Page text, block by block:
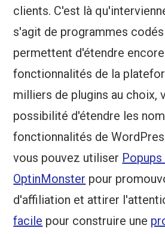
clients. C'est là
s'agit de programmes
permettent d'étendre
fonctionnalités de la
milliers de plugins au choix,
possibilité d'étendre les
fonctionnalités de
vous pouvez utiliser Popups
OptinMonster pour
d'affiliation et attirer
facile pour construire une